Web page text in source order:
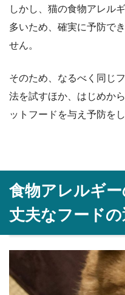
しかし、猫の食物アレル
多いため、確実に予防で
せん。
そのため、なるべく同じ
法を試すほか、はじめか
ットフードを与え予防を
食物アレルギ
丈夫なフードの